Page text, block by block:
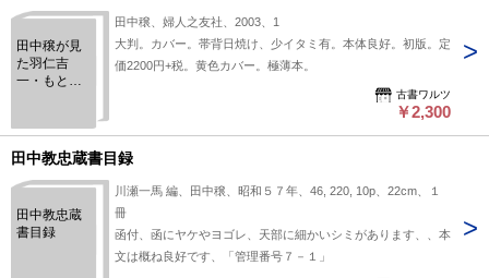
田中穣が見
た羽仁吉
一・もと子
田中穣、婦人之友社、2003、1
大判。カバー。帯背日焼け、少イタミ有。本体良好。初版。定
価2200円+税。黄色カバー。極薄本。
古書ワルツ
￥2,300
田中教忠蔵書目録
田中教忠蔵
書目録
川瀬一馬 編、田中穣、昭和５７年、46, 220, 10p、22cm、１
冊
函付、函にヤケやヨゴレ、天部に細かいシミがあります、、本
文は概ね良好です、「管理番号７－１」